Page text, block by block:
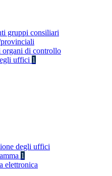
gruppi consiliari
organi di controllo
uffici 1
degli uffici
1
elettronica